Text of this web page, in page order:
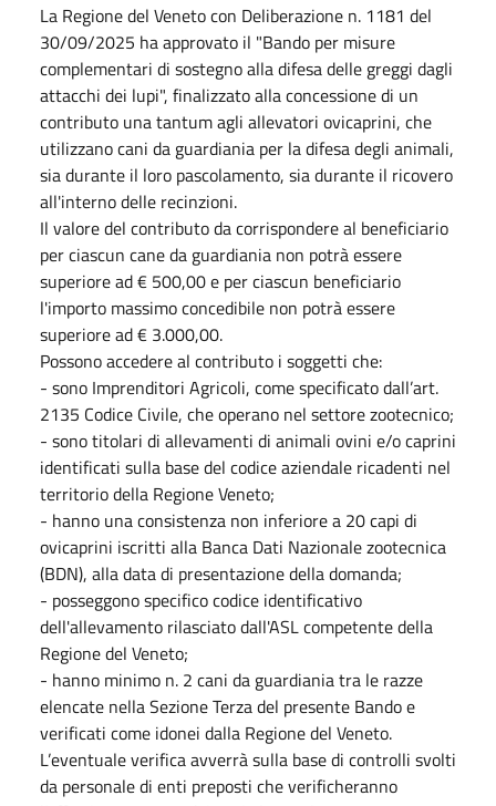
La Regione del Veneto con Deliberazione n. 1181 del
30/09/2025 ha approvato il "Bando per misure
complementari di sostegno alla difesa delle greggi dagli
attacchi dei lupi", finalizzato alla concessione di un
contributo una tantum agli allevatori ovicaprini, che
utilizzano cani da guardiania per la difesa degli animali,
sia durante il loro pascolamento, sia durante il ricovero
all'interno delle recinzioni.
Il valore del contributo da corrispondere al beneficiario
per ciascun cane da guardiania non potrà essere
superiore ad € 500,00 e per ciascun beneficiario
l'importo massimo concedibile non potrà essere
superiore ad € 3.000,00.
Possono accedere al contributo i soggetti che:
- sono Imprenditori Agricoli, come specificato dall’art.
2135 Codice Civile, che operano nel settore zootecnico;
- sono titolari di allevamenti di animali ovini e/o caprini
identificati sulla base del codice aziendale ricadenti nel
territorio della Regione Veneto;
- hanno una consistenza non inferiore a 20 capi di
ovicaprini iscritti alla Banca Dati Nazionale zootecnica
(BDN), alla data di presentazione della domanda;
- posseggono specifico codice identificativo
dell'allevamento rilasciato dall'ASL competente della
Regione del Veneto;
- hanno minimo n. 2 cani da guardiania tra le razze
elencate nella Sezione Terza del presente Bando e
verificati come idonei dalla Regione del Veneto.
L’eventuale verifica avverrà sulla base di controlli svolti
da personale di enti preposti che verificheranno